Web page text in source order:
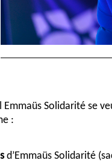
Solidarité se
:
d’Emmaüs Solidarité